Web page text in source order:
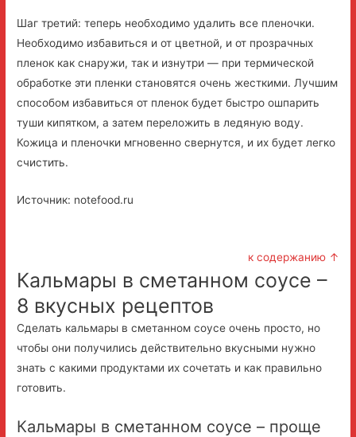
Шаг третий: теперь необходимо удалить все пленочки.
Необходимо избавиться и от цветной, и от прозрачных
пленок как снаружи, так и изнутри — при термической
обработке эти пленки становятся очень жесткими. Лучшим
способом избавиться от пленок будет быстро ошпарить
туши кипятком, а затем переложить в ледяную воду.
Кожица и пленочки мгновенно свернутся, и их будет легко
счистить.
Источник: notefood.ru
к содержанию ↑
Кальмары в сметанном соусе –
8 вкусных рецептов
Сделать кальмары в сметанном соусе очень просто, но
чтобы они получились действительно вкусными нужно
знать с какими продуктами их сочетать и как правильно
готовить.
Кальмары в сметанном соусе – проще